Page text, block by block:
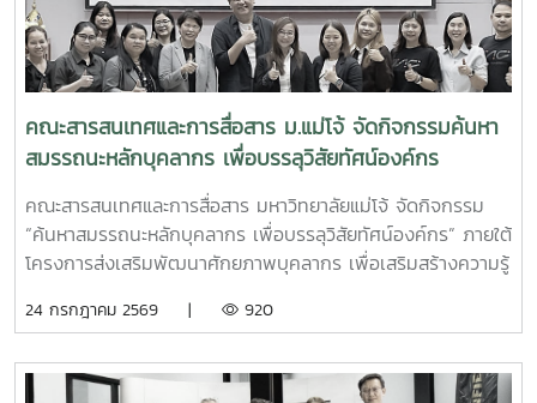
คณะสารสนเทศและการสื่อสาร ม.แม่โจ้ จัดกิจกรรมค้นหา
สมรรถนะหลักบุคลากร เพื่อบรรลุวิสัยทัศน์องค์กร
คณะสารสนเทศและการสื่อสาร มหาวิทยาลัยแม่โจ้ จัดกิจกรรม
“ค้นหาสมรรถนะหลักบุคลากร เพื่อบรรลุวิสัยทัศน์องค์กร” ภายใต้
โครงการส่งเสริมพัฒนาศักยภาพบุคลากร เพื่อเสริมสร้างความรู้
Competency) ของบุคลากรให้สอดคล้องกับวิสัยทัศน์ พันธกิจ
งานของบุคลากรให้มีประสิทธิภาพ รองรับการพัฒนาองค์กรสู่
24 กรกฎาคม 2569 | 920